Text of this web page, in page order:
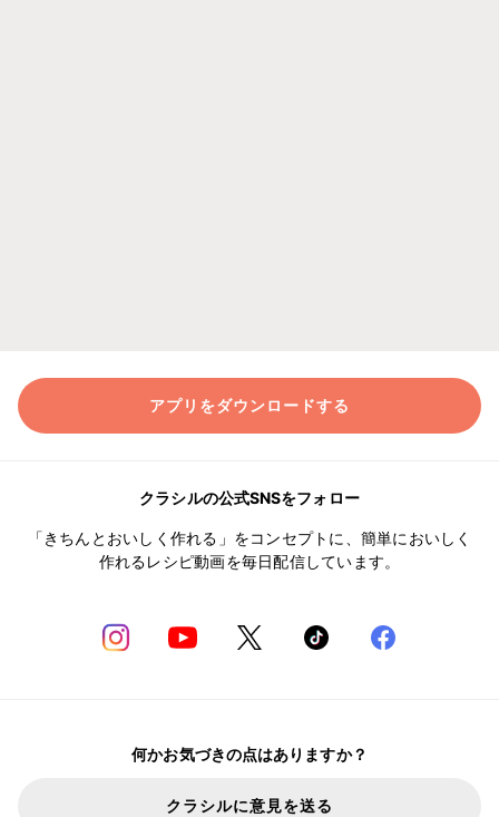
アプリをダウンロードする
クラシルの公式SNSをフォロー
「きちんとおいしく作れる」をコンセプトに、簡単においしく
作れるレシピ動画を毎日配信しています。
何かお気づきの点はありますか？
クラシルに意見を送る